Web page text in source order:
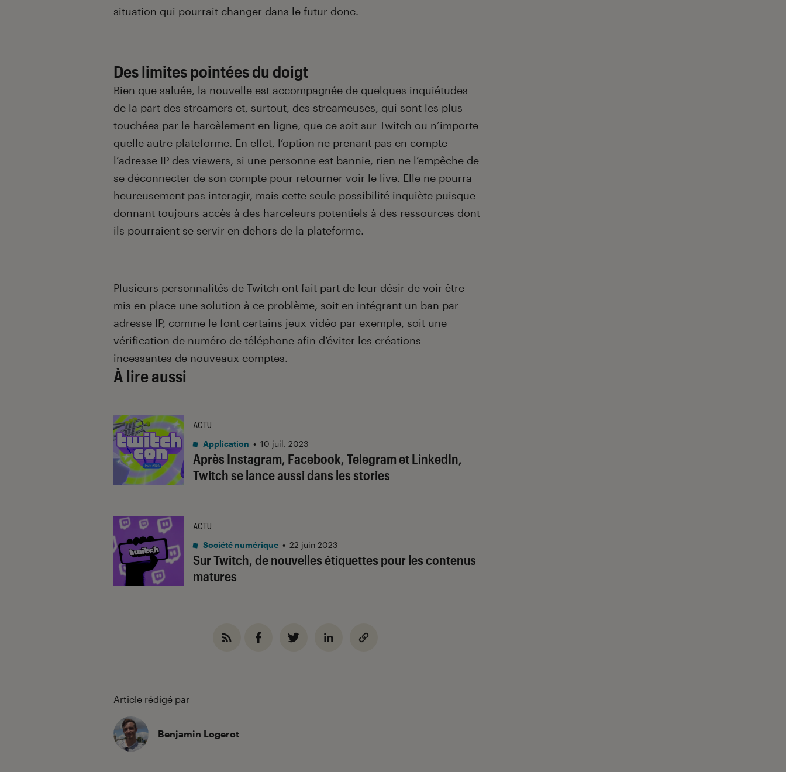
situation qui pourrait changer dans le futur donc.
Des limites pointées du doigt
Bien que saluée, la nouvelle est accompagnée de quelques inquiétudes
de la part des streamers et, surtout, des streameuses, qui sont les plus
touchées par le harcèlement en ligne, que ce soit sur Twitch ou n’importe
quelle autre plateforme. En effet, l’option ne prenant pas en compte
l’adresse IP des viewers, si une personne est bannie, rien ne l’empêche de
se déconnecter de son compte pour retourner voir le live. Elle ne pourra
heureusement pas interagir, mais cette seule possibilité inquiète puisque
donnant toujours accès à des harceleurs potentiels à des ressources dont
ils pourraient se servir en dehors de la plateforme.
Plusieurs personnalités de Twitch ont fait part de leur désir de voir être
mis en place une solution à ce problème, soit en intégrant un ban par
adresse IP, comme le font certains jeux vidéo par exemple, soit une
vérification de numéro de téléphone afin d’éviter les créations
incessantes de nouveaux comptes.
À lire aussi
Après Instagram, Facebook, Telegram et LinkedIn,
Twitch se lance aussi dans les stories
ACTU
Application • 10 juil. 2023
Sur Twitch, de nouvelles étiquettes pour les contenus
matures
ACTU
Société numérique • 22 juin 2023
Article rédigé par
Benjamin Logerot